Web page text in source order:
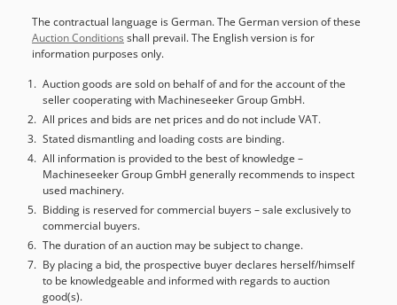
The contractual language is German. The German version of these
Auction Conditions shall prevail. The English version is for
information purposes only.
Auction goods are sold on behalf of and for the account of the
seller cooperating with Machineseeker Group GmbH.
All prices and bids are net prices and do not include VAT.
Stated dismantling and loading costs are binding.
All information is provided to the best of knowledge –
Machineseeker Group GmbH generally recommends to inspect
used machinery.
Bidding is reserved for commercial buyers – sale exclusively to
commercial buyers.
The duration of an auction may be subject to change.
By placing a bid, the prospective buyer declares herself/himself
to be knowledgeable and informed with regards to auction
good(s).